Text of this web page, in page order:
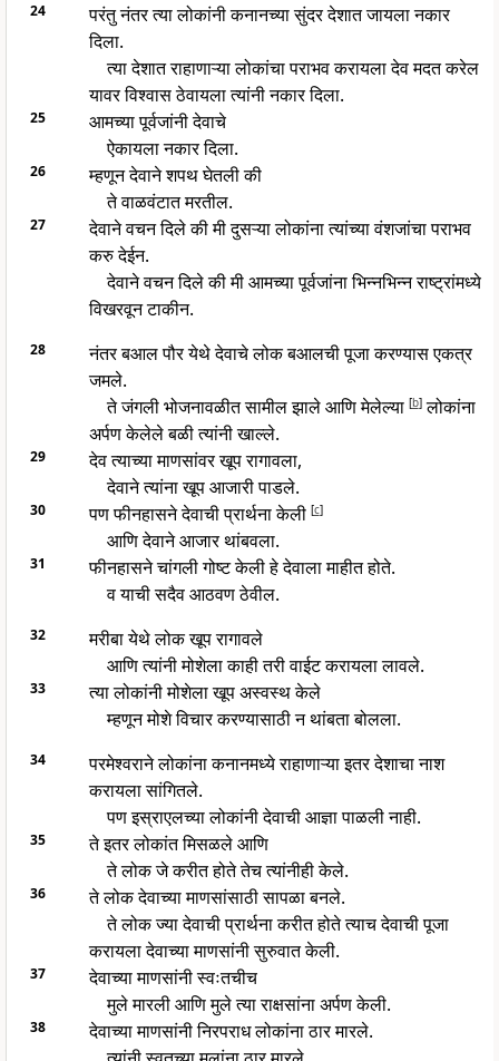
24
परंतु नंतर त्या लोकांनी कनानच्या सुंदर देशात जायला नकार
दिला.
त्या देशात राहाणाऱ्या लोकांचा पराभव करायला देव मदत करेल
यावर विश्वास ठेवायला त्यांनी नकार दिला.
25
आमच्या पूर्वजांनी देवाचे
ऐकायला नकार दिला.
26
म्हणून देवाने शपथ घेतली की
ते वाळवंटात मरतील.
27
देवाने वचन दिले की मी दुसऱ्या लोकांना त्यांच्या वंशजांचा पराभव
करु देईन.
देवाने वचन दिले की मी आमच्या पूर्वजांना भिन्नभिन्न राष्ट्रांमध्ये
विखरवून टाकीन.
28
नंतर बआल पौर येथे देवाचे लोक बआलची पूजा करण्यास एकत्र
जमले.
ते जंगली भोजनावळीत सामील झाले आणि मेलेल्या [b]लोकांना
अर्पण केलेले बळी त्यांनी खाल्ले.
29
देव त्याच्या माणसांवर खूप रागावला,
देवाने त्यांना खूप आजारी पाडले.
30 पण फीनहासने देवाची प्रार्थना केली [c]
आणि देवाने आजार थांबवला.
31
फीनहासने चांगली गोष्ट केली हे देवाला माहीत होते.
व याची सदैव आठवण ठेवील.
32
मरीबा येथे लोक खूप रागावले
आणि त्यांनी मोशेला काही तरी वाईट करायला लावले.
33
त्या लोकांनी मोशेला खूप अस्वस्थ केले
म्हणून मोशे विचार करण्यासाठी न थांबता बोलला.
34
परमेश्वराने लोकांना कनानमध्ये राहाणाऱ्या इतर देशाचा नाश
करायला सांगितले.
पण इस्राएलच्या लोकांनी देवाची आज्ञा पाळली नाही.
35
ते इतर लोकांत मिसळले आणि
ते लोक जे करीत होते तेच त्यांनीही केले.
36
ते लोक देवाच्या माणसांसाठी सापळा बनले.
ते लोक ज्या देवाची प्रार्थना करीत होते त्याच देवाची पूजा
करायला देवाच्या माणसांनी सुरुवात केली.
37
देवाच्या माणसांनी स्वःतचीच
मुले मारली आणि मुले त्या राक्षसांना अर्पण केली.
38
देवाच्या माणसांनी निरपराध लोकांना ठार मारले.